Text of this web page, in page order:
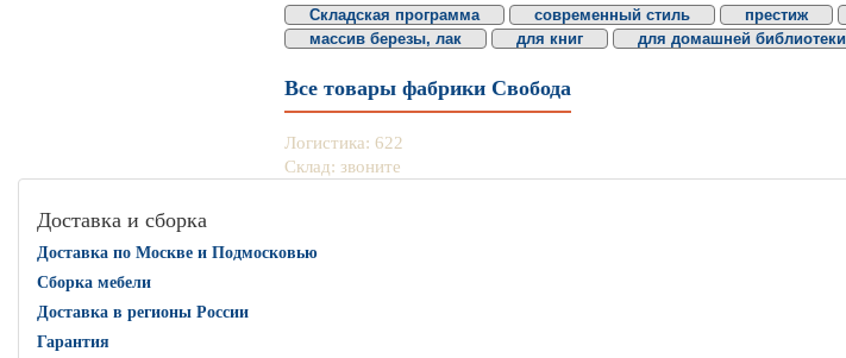
Складская программа современный стиль престиж
массив березы, лак
для книг для домашней библиотеки
Все товары фабрики Свобода
Логистика: 622
Склад: звоните
Доставка и сборка
Доставка по Москве и Подмосковью
Сборка мебели
Доставка в регионы России
Гарантия